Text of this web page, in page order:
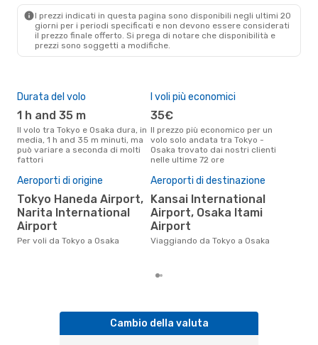
I prezzi indicati in questa pagina sono disponibili negli ultimi 20
giorni per i periodi specificati e non devono essere considerati
il ​​prezzo finale offerto. Si prega di notare che disponibilità e
prezzi sono soggetti a modifiche.
Durata del volo
1 h and 35 m
Il volo tra Tokyo e Osaka dura, in
media, 1 h and 35 m minuti, ma
può variare a seconda di molti
fattori
I voli più economici
35€
Il prezzo più economico per un
volo solo andata tra Tokyo -
Osaka trovato dai nostri clienti
nelle ultime 72 ore
Aeroporti di origine
Tokyo Haneda Airport,
Narita International
Airport
Per voli da Tokyo a Osaka
Aeroporti di destinazione
Kansai International
Airport, Osaka Itami
Airport
Viaggiando da Tokyo a Osaka
Cambio della valuta